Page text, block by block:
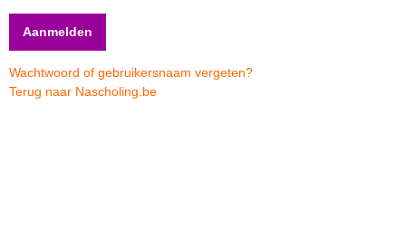
Wachtwoord of gebruikersnaam vergeten?
Terug naar Nascholing.be